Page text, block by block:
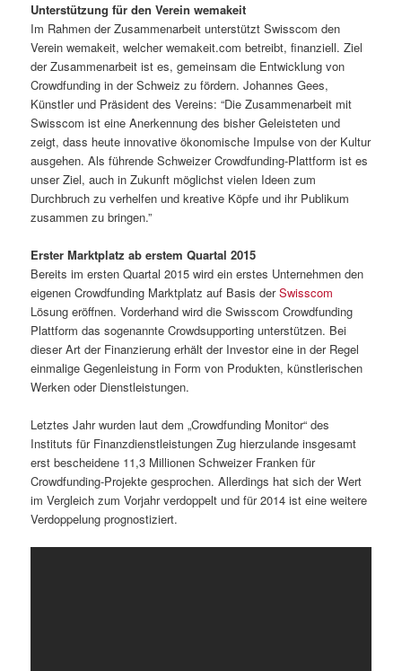
Unterstützung für den Verein wemakeit
Im Rahmen der Zusammenarbeit unterstützt Swisscom den
Verein wemakeit, welcher wemakeit.com betreibt, finanziell. Ziel
der Zusammenarbeit ist es, gemeinsam die Entwicklung von
Crowdfunding in der Schweiz zu fördern. Johannes Gees,
Künstler und Präsident des Vereins: “Die Zusammenarbeit mit
Swisscom ist eine Anerkennung des bisher Geleisteten und
zeigt, dass heute innovative ökonomische Impulse von der Kultur
ausgehen. Als führende Schweizer Crowdfunding-Plattform ist es
unser Ziel, auch in Zukunft möglichst vielen Ideen zum
Durchbruch zu verhelfen und kreative Köpfe und ihr Publikum
zusammen zu bringen.”
Erster Marktplatz ab erstem Quartal 2015
Bereits im ersten Quartal 2015 wird ein erstes Unternehmen den
eigenen Crowdfunding Marktplatz auf Basis derSwisscom
Lösung eröffnen. Vorderhand wird die Swisscom Crowdfunding
Plattform das sogenannte Crowdsupporting unterstützen. Bei
dieser Art der Finanzierung erhält der Investor eine in der Regel
einmalige Gegenleistung in Form von Produkten, künstlerischen
Werken oder Dienstleistungen.
Letztes Jahr wurden laut dem „Crowdfunding Monitor“ des
Instituts für Finanzdienstleistungen Zug hierzulande insgesamt
erst bescheidene 11,3 Millionen Schweizer Franken für
Crowdfunding-Projekte gesprochen. Allerdings hat sich der Wert
im Vergleich zum Vorjahr verdoppelt und für 2014 ist eine weitere
Verdoppelung prognostiziert.